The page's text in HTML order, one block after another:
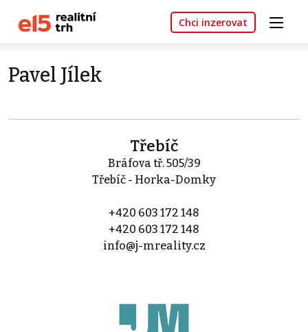
Chci inzerovat
Pavel Jílek
Třebíč
Bráfova tř. 505/39
Třebíč - Horka-Domky
+420 603 172 148
+420 603 172 148
info@j-mreality.cz